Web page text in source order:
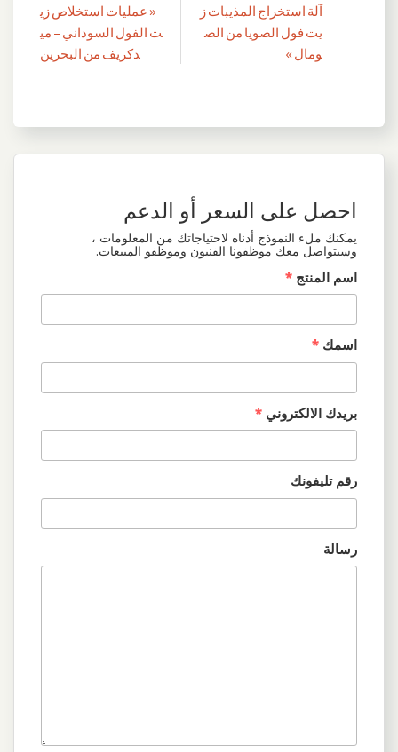
تصفّح
المقالات
« عمليات استخلاص زي
ت الفول السوداني – مي
دكريف من البحرين
آلة استخراج المذيبات ز
يت فول الصويا من الص
ومال »
احصل على السعر أو الدعم
يمكنك ملء النموذج أدناه لاحتياجاتك من المعلومات ،
وسيتواصل معك موظفونا الفنيون وموظفو المبيعات.
اسم المنتج *
اسمك *
بريدك الالكتروني *
رقم تليفونك
رسالة